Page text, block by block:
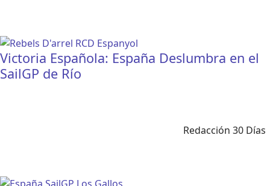
Victoria Española: España Deslumbra en el
SailGP de Río
Redacción 30 Días